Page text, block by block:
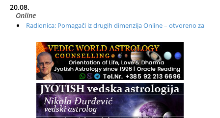
20.08.
Online
Radionica: Pomagači iz drugih dimenzija Online – otvoreno za
Zagreb+Online
Osnovni ThetaHealing® tečaj, Zagreb i Online
Zagreb
Osnovna radionica za izscjeljivanje pranom (Basic Pranic
Healing course)